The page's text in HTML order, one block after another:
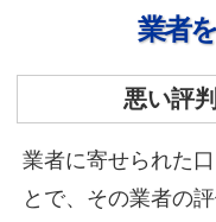
業者
悪い評
業者に寄せられた
とで、その業者の